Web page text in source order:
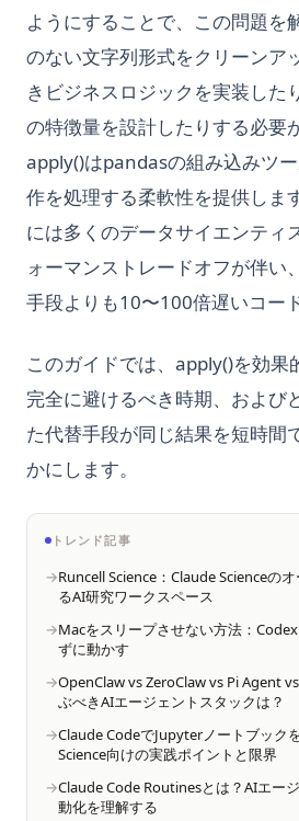
ようにすることで、この問題を
のない文字列形式をクリーンア
きビジネスロジックを実装した
の特徴量を設計したりする必要
apply()はpandasの組み込みツ
作を処理する柔軟性を提供しま
には多くのデータサイエンティ
ォーマンストレードオフが伴い
手段よりも10〜100倍遅いコー
このガイドでは、apply()を効果
完全に避けるべき時期、および
た代替手段が同じ結果を短時間
かにします。
トレンド記事
Runcell Science：Claude Scienceの
るAI研究ワークスペース
Macをスリープさせない方法：
ずに動かす
OpenClaw vs ZeroClaw vs Pi Agent
ぶべきAIエージェントスタックは？
Claude CodeでJupyterノートブック
Science向けの実践ポイントと限界
Claude Code Routinesとは？AIエー
動化を理解する